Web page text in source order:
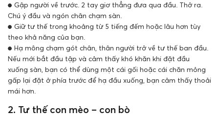
● Gập người về trước. 2 tay giơ thẳng đưa qua đầu. Thở ra.
Chú ý đầu và ngón chân chạm sàn.
● Giữ tư thế trong khoảng từ 5 tiếng đếm hoặc lâu hơn tùy
theo khả năng của bạn.
● Hạ mông chạm gót chân, thân người trở về tư thế ban đầu.
Nếu mới bắt đầu tập và cảm thấy khó khăn khi đặt đầu
xuống sàn, bạn có thể dùng một cái gối hoặc cái chăn mỏng
gấp lại đặt ở phía trước để hạ đầu xuống, bạn cảm thấy thoải
mái hơn.
2. Tư thế con mèo – con bò